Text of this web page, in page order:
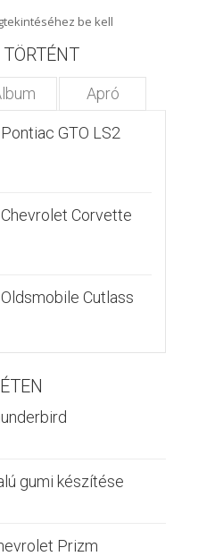
be kell
Apró
GTO LS2
Corvette
Cutlass
gumi készítése
Prizm